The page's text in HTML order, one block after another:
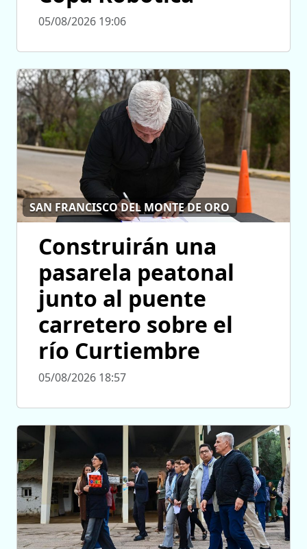
05/08/2026 19:06
SAN FRANCISCO DEL MONTE DE ORO
Construirán una
pasarela peatonal
junto al puente
carretero sobre el
río Curtiembre
05/08/2026 18:57